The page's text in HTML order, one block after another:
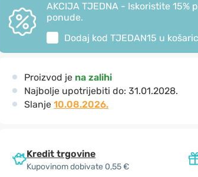
AKCIJA TJEDNA - Iskoristite 15%
ponude.
Dodaj kod TJEDAN15 u
Proizvod je na zalihi
Najbolje upotrijebiti do: 31.01.2028.
Slanje 10.08.2026.
Kredit trgovine
Kupovinom dobivate 0,55 €